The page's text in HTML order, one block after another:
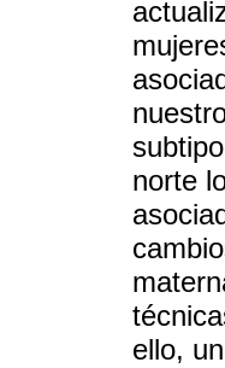
norte
ello,